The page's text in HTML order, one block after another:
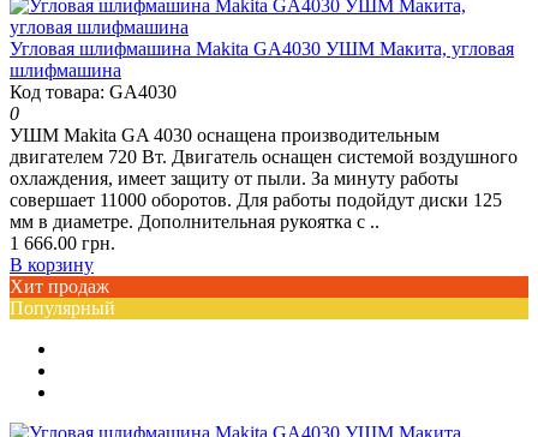
Угловая шлифмашина Makita GA4030 УШМ Макита, угловая
шлифмашина
Код товара: GA4030
0
УШМ Makita GA 4030 оснащена производительным
двигателем 720 Вт. Двигатель оснащен системой воздушного
охлаждения, имеет защиту от пыли. За минуту работы
совершает 11000 оборотов. Для работы подойдут диски 125
мм в диаметре. Дополнительная рукоятка с ..
1 666.00 грн.
В корзину
Хит продаж
Популярный